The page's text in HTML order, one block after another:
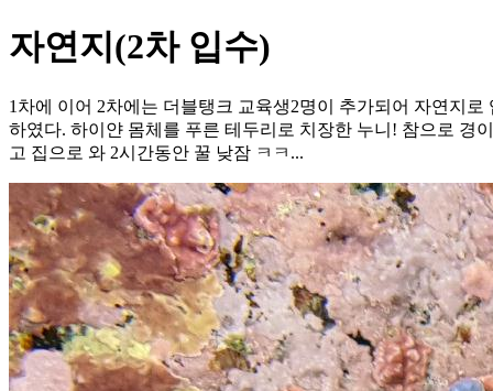
자연지(2차 입수)
1차에 이어 2차에는 더블탱크 교육생2명이 추가되어 자연지
하였다. 하이얀 몸체를 푸른 테두리로 치장한 누니! 참으로 경
고 집으로 와 2시간동안 꿀 낮잠 ㅋㅋ...